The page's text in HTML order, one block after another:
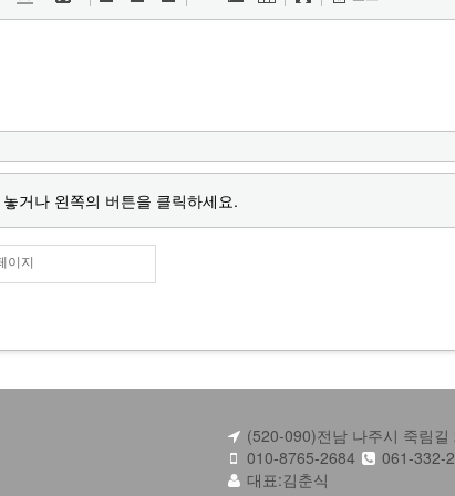
거나 왼쪽의 버튼을 클릭하세요.
이지
(520-090)전남 나주시 죽림길
010-8765-2684
061-332-
대표:김춘식